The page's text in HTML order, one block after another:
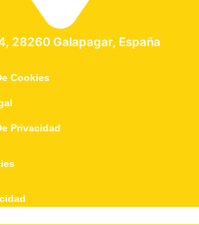
28260 Galapagar, España
Cookies
Privacidad